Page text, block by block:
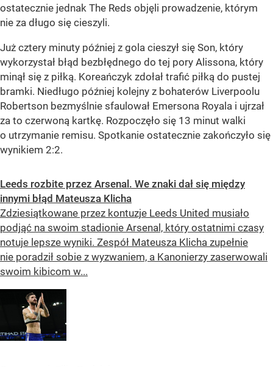
ostatecznie jednak The Reds objęli prowadzenie, którym
nie za długo się cieszyli.
Już cztery minuty później z gola cieszył się Son, który
wykorzystał błąd bezbłędnego do tej pory Alissona, który
minął się z piłką. Koreańczyk zdołał trafić piłką do pustej
bramki. Niedługo później kolejny z bohaterów Liverpoolu
Robertson bezmyślnie sfaulował Emersona Royala i ujrzał
za to czerwoną kartkę. Rozpoczęło się 13 minut walki
o utrzymanie remisu. Spotkanie ostatecznie zakończyło się
wynikiem 2:2.
Leeds rozbite przez Arsenal. We znaki dał się między
innymi błąd Mateusza Klicha
Zdziesiątkowane przez kontuzje Leeds United musiało
podjąć na swoim stadionie Arsenal, który ostatnimi czasy
notuje lepsze wyniki. Zespół Mateusza Klicha zupełnie
nie poradził sobie z wyzwaniem, a Kanonierzy zaserwowali
swoim kibicom w...